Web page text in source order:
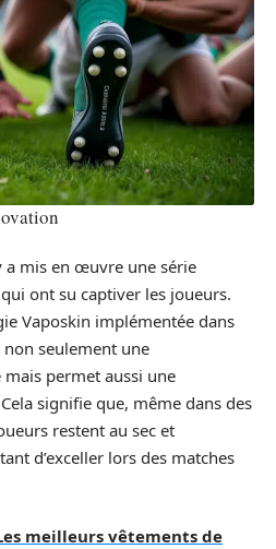
a mis en œuvre une série
ont su captiver les joueurs.
Vaposkin implémentée dans
seulement une
mais permet aussi une
signifie que, même dans des
restent au sec et
d’exceller lors des matches
meilleurs vêtements de